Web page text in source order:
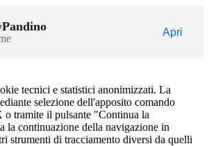
Apri
tecnici e statistici anonimizzati. La
selezione dell'apposito comando
o tramite il pulsante "Continua la
la continuazione della navigazione in
strumenti di tracciamento diversi da quelli